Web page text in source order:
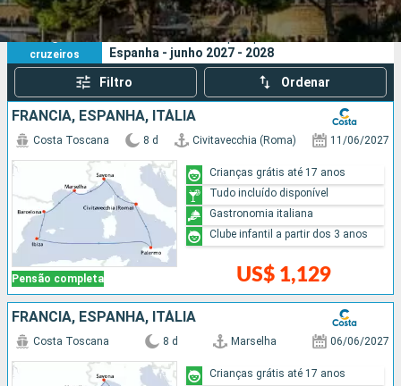
Cidades Companhias
Pesquisar
3
cruzeiros
Os seus critérios de pesquisa:
Espanha - junho 2027 - 2028
Filtro Ordenar
FRANCIA, ESPANHA, ITÁLIA
Pensão completa
Costa Toscana 8 d Civitavecchia (Roma) 11/06/2027
US$ 1,129
Crianças grátis até 17 anos
Tudo incluído disponível
Gastronomia italiana
Clube infantil a partir dos 3 anos
FRANCIA, ESPANHA, ITÁLIA
Costa Toscana 8 d Marselha 06/06/2027
Crianças grátis até 17 anos